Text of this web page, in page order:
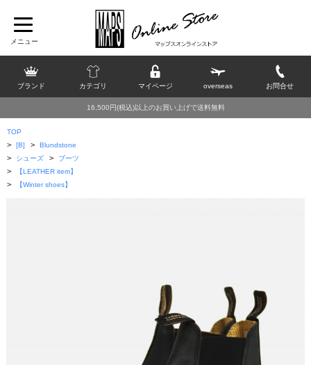
ブランド カテゴリ マイページ overseas お問合せ
16,500円(税込)以上のお買い上げで送料無料
TOP
> [B] > Blundstone
> シューズ > ブーツ
> 【LEATHER item】
> 【Winter shoes】